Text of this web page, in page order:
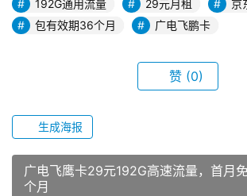
192G通用流量 29元月租
京
包有效期36个月
广电飞鹏卡
赞 (0)
生成海报
广电飞鹰卡29元192G高速流量，首月
个月